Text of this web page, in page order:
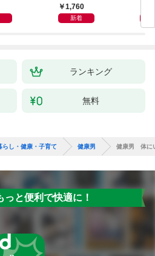
1,760
新着
ランキング
無料
らし・健康・子育て 健康男 健康男 体に
っと便利で快適に！